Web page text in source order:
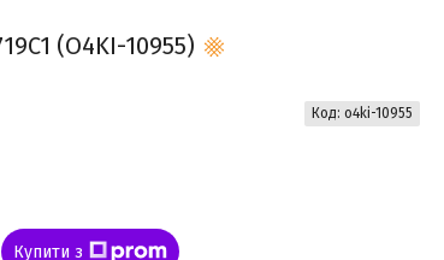
(O4KI-10955)
Код: o4ki-10955
Купити з